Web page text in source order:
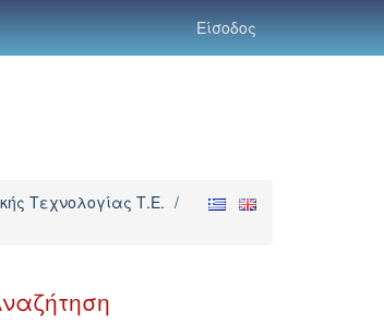
Είσοδος
Τεχνολογίας Τ.Ε. /